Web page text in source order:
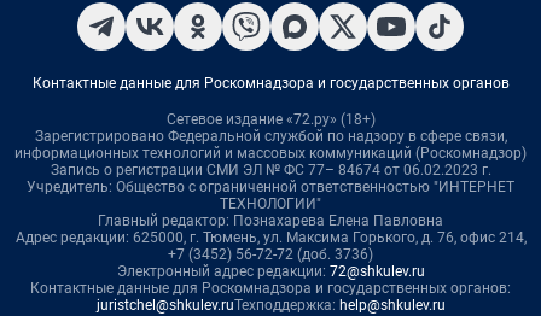
Контактные данные для Роскомнадзора и государственных органов
Сетевое издание «72.ру» (18+)
Зарегистрировано Федеральной службой по надзору в сфере связи,
информационных технологий и массовых коммуникаций (Роскомнадзор)
Запись о регистрации СМИ ЭЛ № ФС 77– 84674 от 06.02.2023 г.
Учредитель: Общество с ограниченной ответственностью "ИНТЕРНЕТ
ТЕХНОЛОГИИ"
Главный редактор: Познахарева Елена Павловна
Адрес редакции: 625000, г. Тюмень, ул. Максима Горького, д. 76, офис 214,
+7 (3452) 56-72-72 (доб. 3736)
Электронный адрес редакции: 72@shkulev.ru
Контактные данные для Роскомнадзора и государственных органов:
juristchel@shkulev.ruТехподдержка: help@shkulev.ru